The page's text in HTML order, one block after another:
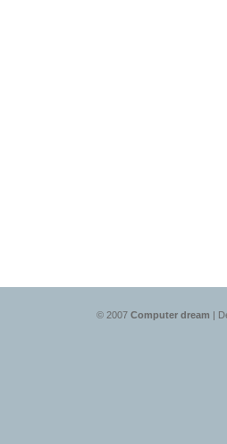
© 2007 Computer dream |